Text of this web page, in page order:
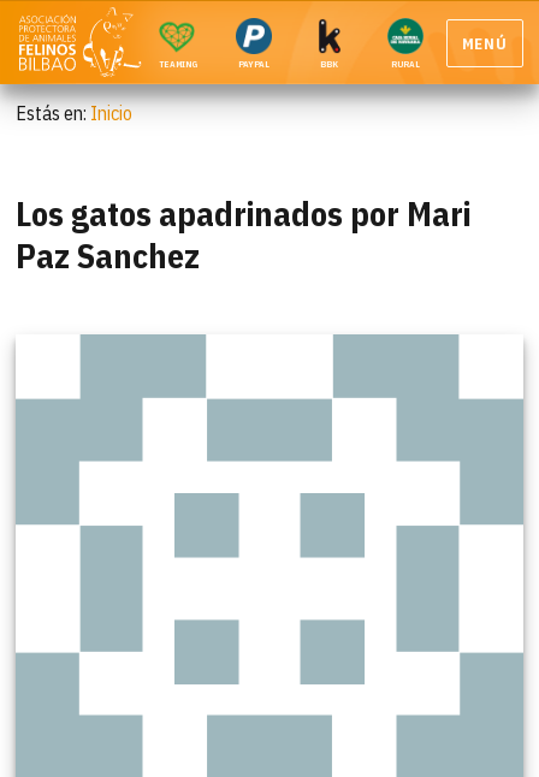
TEAMING PAYPAL BBK RURAL
MENÚ
Estás en: Inicio
Los gatos apadrinados por Mari
Paz Sanchez